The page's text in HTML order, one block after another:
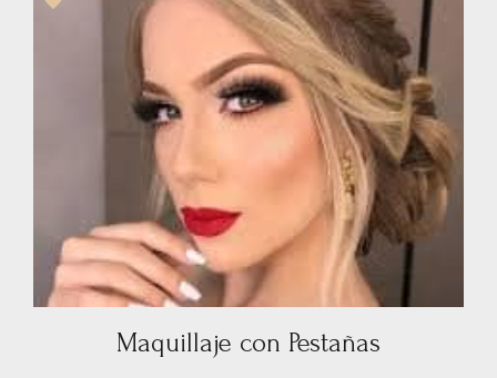
Maquillaje con Pestañas